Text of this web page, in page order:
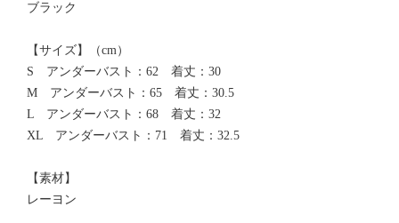
ブラック
【サイズ】（cm）
S アンダーバスト：62 着丈：30
M アンダーバスト：65 着丈：30.5
L アンダーバスト：68 着丈：32
XL アンダーバスト：71 着丈：32.5
【素材】
レーヨン